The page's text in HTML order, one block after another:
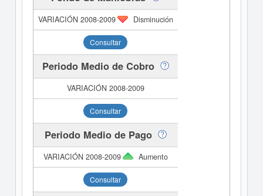
Disminución
Consultar
Periodo Medio de Cobro
Consultar
Periodo Medio de Pago
Aumento
Consultar